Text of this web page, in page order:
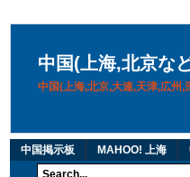
中国(上海,北京な
中国(上海,北京,大連,天津,広州
中国掲示板 MAHOO! 上海